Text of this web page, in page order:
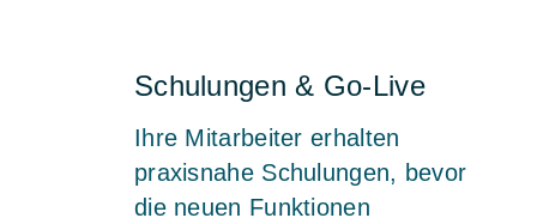
Schulungen & Go-Live
Ihre Mitarbeiter erhalten
praxisnahe Schulungen, bevor
die neuen Funktionen